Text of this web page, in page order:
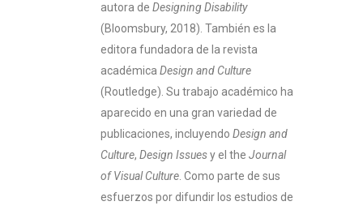
autora de Designing Disability
(Bloomsbury, 2018). También es la
editora fundadora de la revista
académica Design and Culture
(Routledge). Su trabajo académico ha
aparecido en una gran variedad de
publicaciones, incluyendo Design and
Culture, Design Issuesy el the Journal
of Visual Culture . Como parte de sus
esfuerzos por difundir los estudios de